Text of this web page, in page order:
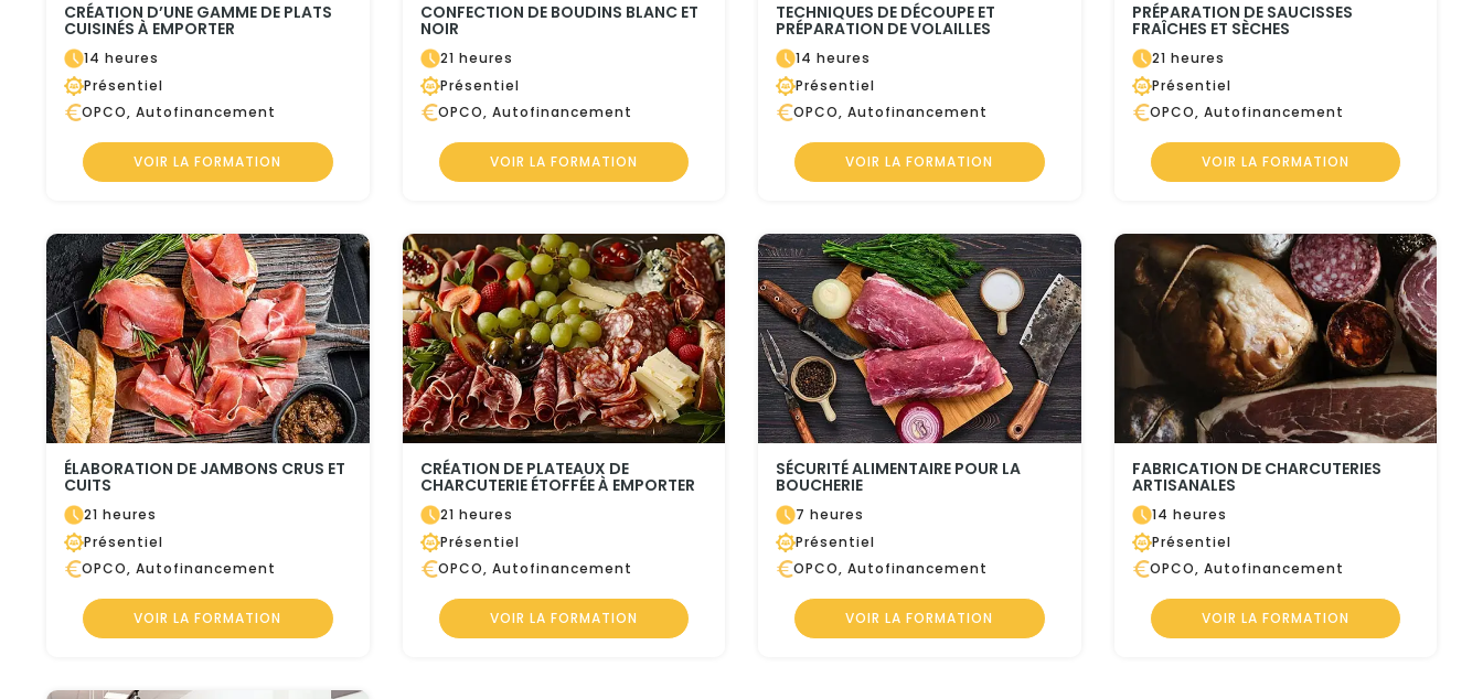
CRÉATION D’UNE GAMME DE PLATS
CUISINÉS À EMPORTER
14 heures
Présentiel
OPCO, Autofinancement
VOIR LA FORMATION
CONFECTION DE BOUDINS BLANC ET
NOIR
21 heures
Présentiel
OPCO, Autofinancement
VOIR LA FORMATION
TECHNIQUES DE DÉCOUPE ET
PRÉPARATION DE VOLAILLES
14 heures
Présentiel
OPCO, Autofinancement
VOIR LA FORMATION
PRÉPARATION DE SAUCISSES
FRAÎCHES ET SÈCHES
21 heures
Présentiel
OPCO, Autofinancement
VOIR LA FORMATION
ÉLABORATION DE JAMBONS CRUS ET
CUITS
21 heures
Présentiel
OPCO, Autofinancement
VOIR LA FORMATION
CRÉATION DE PLATEAUX DE
CHARCUTERIE ÉTOFFÉE À EMPORTER
21 heures
Présentiel
OPCO, Autofinancement
VOIR LA FORMATION
SÉCURITÉ ALIMENTAIRE POUR LA
BOUCHERIE
7 heures
Présentiel
OPCO, Autofinancement
VOIR LA FORMATION
FABRICATION DE CHARCUTERIES
ARTISANALES
14 heures
Présentiel
OPCO, Autofinancement
VOIR LA FORMATION